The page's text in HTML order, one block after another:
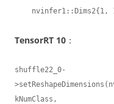
nvinfer1::Dims2{1,
TensorRT 10 ：
shuffle22_0-
kNumClass,